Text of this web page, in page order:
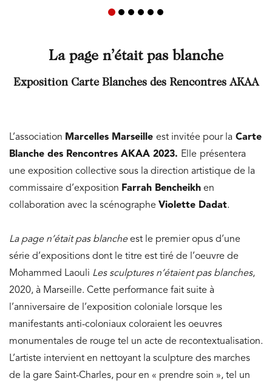
La page n’était pas blanche
Exposition Carte Blanches des Rencontres AKAA
L’association Marcelles Marseille est invitée pour la Carte
Blanche des Rencontres AKAA 2023. Elle présentera
une exposition collective sous la direction artistique de la
commissaire d’exposition Farrah Bencheikh en
collaboration avec la scénographe Violette Dadat.
La page n’était pas blancheest le premier opus d’une
série d’expositions dont le titre est tiré de l’oeuvre de
Mohammed Laouli Les sculptures n’étaient pas blanches,
2020, à Marseille. Cette performance fait suite à
l’anniversaire de l’exposition coloniale lorsque les
manifestants anti-coloniaux coloraient les oeuvres
monumentales de rouge tel un acte de recontextualisation.
L’artiste intervient en nettoyant la sculpture des marches
de la gare Saint-Charles, pour en « prendre soin », tel un